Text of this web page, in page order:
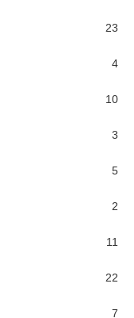
23
4
10
3
5
2
11
22
7